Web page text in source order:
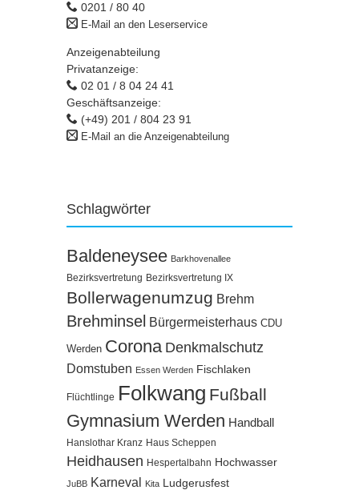
0201 / 80 40
E-Mail an den Leserservice
Anzeigenabteilung
Privatanzeige:
02 01 / 8 04 24 41
Geschäftsanzeige:
(+49) 201 / 804 23 91
E-Mail an die Anzeigenabteilung
Schlagwörter
Baldeneysee Barkhovenallee
Bezirksvertretung Bezirksvertretung IX
Bollerwagenumzug Brehm
Brehminsel Bürgermeisterhaus CDU
Werden Corona Denkmalschutz
Domstuben Essen Werden Fischlaken
Flüchtlinge Folkwang Fußball
Gymnasium Werden Handball
Hanslothar Kranz Haus Scheppen
Heidhausen Hespertalbahn Hochwasser
JuBB Karneval Kita Ludgerusfest